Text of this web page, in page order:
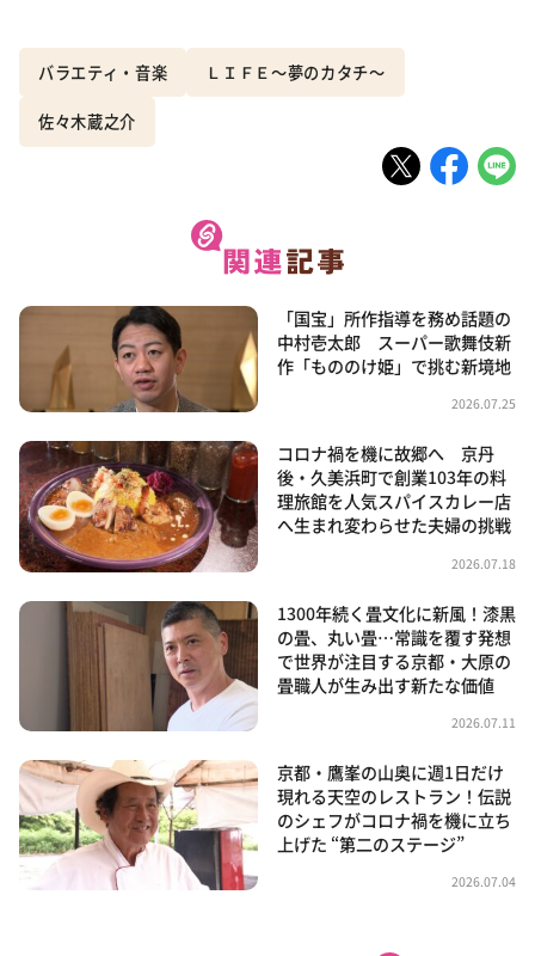
バラエティ・音楽 ＬＩＦＥ～夢のカタチ～
佐々木蔵之介
「国宝」所作指導を務め話題の
中村壱太郎 スーパー歌舞伎新
作「もののけ姫」で挑む新境地
2026.07.25
コロナ禍を機に故郷へ 京丹
後・久美浜町で創業103年の料
理旅館を人気スパイスカレー店
へ生まれ変わらせた夫婦の挑戦
2026.07.18
1300年続く畳文化に新風！漆黒
の畳、丸い畳…常識を覆す発想
で世界が注目する京都・大原の
畳職人が生み出す新たな価値
2026.07.11
京都・鷹峯の山奥に週1日だけ
現れる天空のレストラン！伝説
のシェフがコロナ禍を機に立ち
上げた “第二のステージ”
2026.07.04